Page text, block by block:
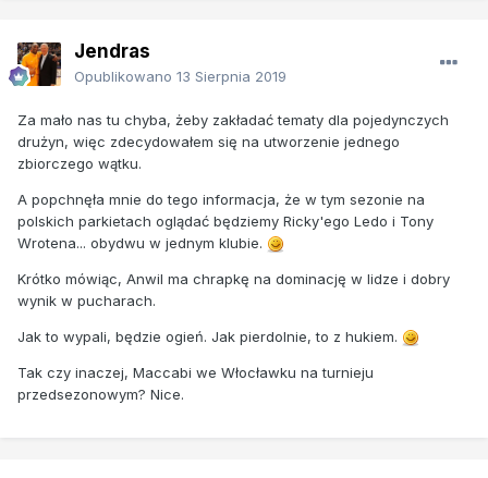
Jendras
Opublikowano 13 Sierpnia 2019
Za mało nas tu chyba, żeby zakładać tematy dla pojedynczych
drużyn, więc zdecydowałem się na utworzenie jednego
zbiorczego wątku.
A popchnęła mnie do tego informacja, że w tym sezonie na
polskich parkietach oglądać będziemy Ricky'ego Ledo i Tony
Wrotena... obydwu w jednym klubie.
Krótko mówiąc, Anwil ma chrapkę na dominację w lidze i dobry
wynik w pucharach.
Jak to wypali, będzie ogień. Jak pierdolnie, to z hukiem.
Tak czy inaczej, Maccabi we Włocławku na turnieju
przedsezonowym? Nice.